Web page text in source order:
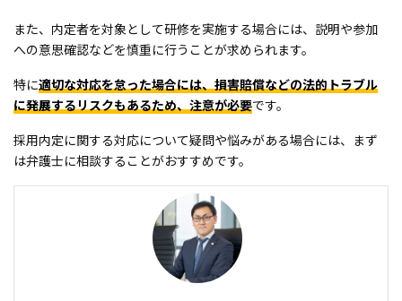
また、内定者を対象として研修を実施する場合には、説明や参加
への意思確認などを慎重に行うことが求められます。
特に適切な対応を怠った場合には、損害賠償などの法的トラブル
に発展するリスクもあるため、注意が必要です。
採用内定に関する対応について疑問や悩みがある場合には、まず
は弁護士に相談することがおすすめです。